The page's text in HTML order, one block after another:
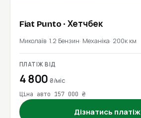
Fiat Punto · Хетчбек
Миколаїв 1.2 Бензин Механіка 200к км
ПЛАТІЖ ВІД
4 800₴/міс
Ціна авто 157 000 ₴
Дізнатись платіж